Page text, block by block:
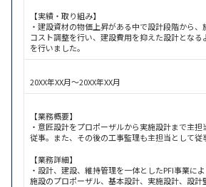
【実績・取り組み】
・建設資材の物価上昇がある中で設計段階から、
コスト調整を行い、建設費用を抑えた設計となる
を行いました。
20XX年XX月～20XX年XX月
【業務概要】
・意匠設計をプロポーザルから実施設計まで主担
従事。また、その後の工事監理も主担当として従
【業務詳細】
・設計、建設、維持管理を一体としたPFI事業に
施設のプロポーザル、基本設計、実施設計、設計